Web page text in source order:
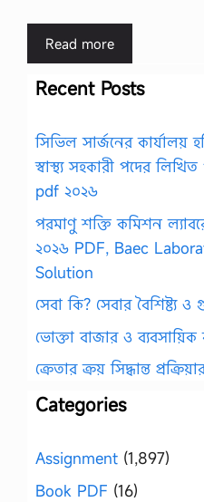
Read more
Recent Posts
সিভিল সার্জনের কার্যালয়
স্বাস্থ্য সহকারী পদের
pdf ২০২৬
পরমাণু শক্তি কমিশন
২০২৬ PDF, Baec
Solution
সেবা কি? সেবার বৈশিষ্ট্য ও
ভোক্তা বাজার ও ব্যবসায়িক
ক্রেতার ক্রয় সিদ্ধান্ত
Categories
Assignment (1,897)
Book PDF (16)